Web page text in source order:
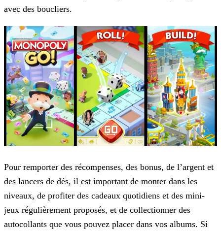
avec des boucliers.
Pour remporter des récompenses, des bonus, de l’argent et
des lancers de dés, il est important de monter dans les
niveaux, de profiter des cadeaux quotidiens et des mini-
jeux régulièrement proposés, et de collectionner des
autocollants que vous pouvez placer dans vos albums. Si